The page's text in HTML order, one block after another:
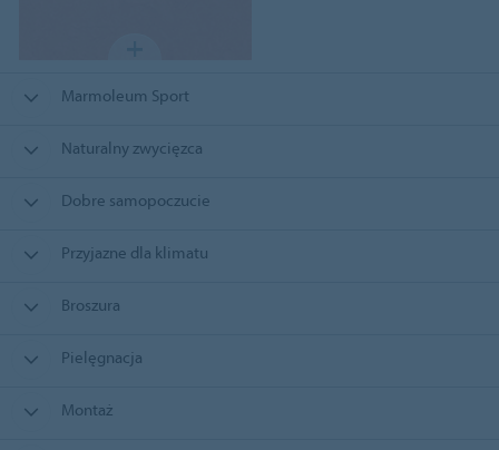
Marmoleum Sport
Naturalny zwycięzca
Dobre samopoczucie
Przyjazne dla klimatu
Broszura
Pielęgnacja
Montaż